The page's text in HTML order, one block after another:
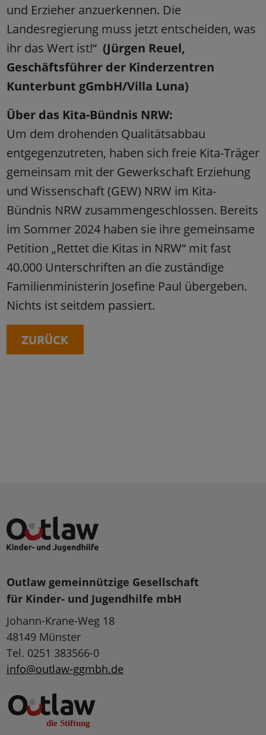
und Erzieher anzuerkennen. Die
Landesregierung muss jetzt entscheiden, was
ihr das Wert ist!“ (Jürgen Reuel,
Geschäftsführer der Kinderzentren
Kunterbunt gGmbH/Villa Luna)
Über das Kita-Bündnis NRW:
Um dem drohenden Qualitätsabbau
entgegenzutreten, haben sich freie Kita-Träger
gemeinsam mit der Gewerkschaft Erziehung
und Wissenschaft (GEW) NRW im Kita-
Bündnis NRW zusammengeschlossen. Bereits
im Sommer 2024 haben sie ihre gemeinsame
Petition „Rettet die Kitas in NRW“ mit fast
40.000 Unterschriften an die zuständige
Familienministerin Josefine Paul übergeben.
Nichts ist seitdem passiert.
ZURÜCK
Outlaw gemeinnützige Gesellschaft
für Kinder- und Jugendhilfe mbH
Johann-Krane-Weg 18
48149 Münster
Tel. 0251 383566-0
info@outlaw-ggmbh.de